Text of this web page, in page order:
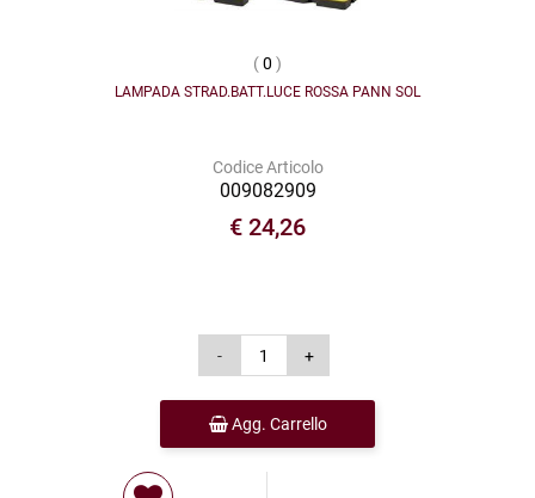
(0 )
LAMPADA STRAD.BATT.LUCE ROSSA PANN SOL
Codice Articolo
009082909
€ 24,26
Agg. Carrello